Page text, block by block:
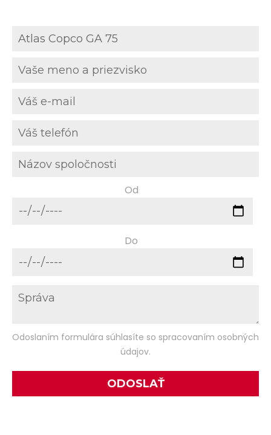
Od
Do
Odoslaním formulára súhlasíte so spracovaním osobných
údajov.